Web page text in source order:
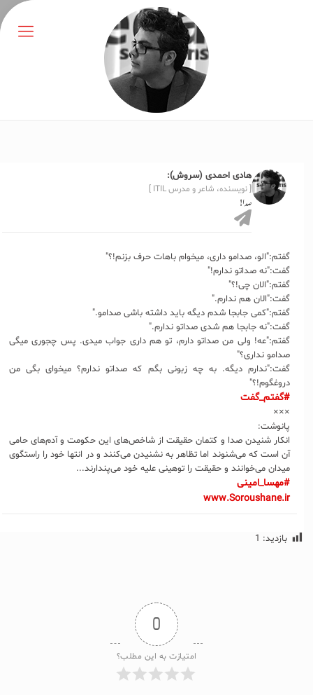
هادی احمدی (سروش):
[ نویسنده، شاعر و مدرس ITIL ]
صدا!
گفتم:"الو، صدامو داری، میخوام باهات حرف بزنم!؟"
گفت:"نه صداتو ندارم!"
گفتم:"الان چی!؟"
گفت:"الان هم ندارم."
گفتم:"کمی جابجا شدم دیگه باید داشته باشی صدامو."
گفت:"نه جابجا هم شدی صداتو ندارم."
گفتم:"عه! ولی من صداتو دارم، تو هم داری جواب میدی. پس چجوری میگی
صدامو نداری؟"
گفت:"ندارم دیگه. به چه زبونی بگم که صداتو ندارم؟ میخوای بگی من
دروغگوم!؟"
#گفتم_گفت
×××
پانوشت:
انکار شنیدن صدا و کتمان حقیقت از شاخص‌های این حکومت و آدم‌های حامی
آن است که می‌شنوند اما تظاهر به نشنیدن می‌کنند و در انتها خود را راستگوی
میدان می‌خوانند و حقیقت را توهینی علیه خود می‌پندارند...
#مهسا_امینی
www.Soroushane.ir
بازدید: 1
0
امتیازت به این مطلب؟